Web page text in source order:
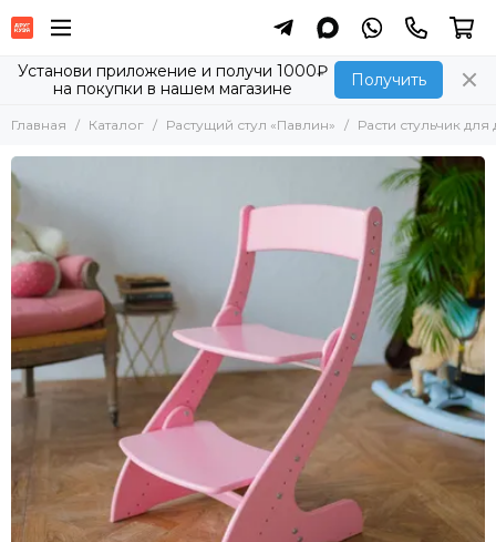
Установи приложение и получи 1000₽
на покупки в нашем магазине
Получить
Главная Каталог Растущий стул «Павлин» Расти стульчик для